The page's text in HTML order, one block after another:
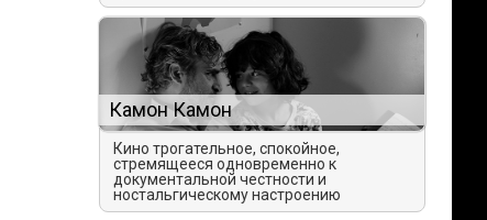
Камон Камон
Кино трогательное, спокойное,
стремящееся одновременно к
документальной честности и
ностальгическому настроению